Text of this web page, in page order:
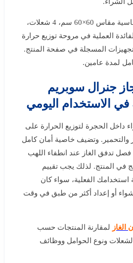
الشراء.
تشمل المواصفات الأساسية مقاس 60×60 سم، 4 شعلات،
العملية في مروحة توزيع حرارة
المسجلة في صفحة المنتج.
لمدة عامين.
جنرال سوبريم
داخل الحجرة لتوزيع الحرارة على
والتحمير. وتضيف خاصية أمان كامل
تدفق الغاز عند انطفاء اللهب
في المنتج. لذلك يجب تقييم
الفعلية، سواء كان
أو إعداد أكثر من طبق في وقت
الغاز لمقارنة المنتجات حسب
ونوع الحوامل ووظائف